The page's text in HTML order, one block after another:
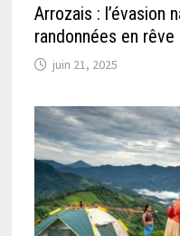
Arrozais : l’évasion
randonnées en rêve
juin 21, 2025